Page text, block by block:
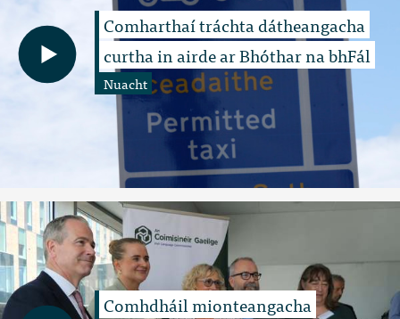
Comharthaí tráchta dátheangacha
curtha in airde ar Bhóthar na bhFál
Nuacht
Comhdháil mionteangacha